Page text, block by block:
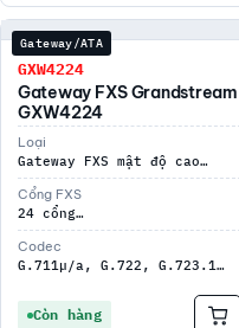
Gateway/ATA
GXW4224
Gateway FXS Grandstream
GXW4224
Loại
Gateway FXS mật độ cao…
Cổng FXS
24 cổng…
Codec
G.711µ/a, G.722, G.723.1…
Còn hàng